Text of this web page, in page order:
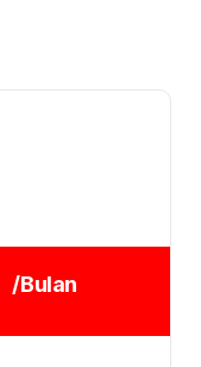
/Bulan